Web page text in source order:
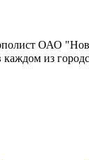
ОАО
из